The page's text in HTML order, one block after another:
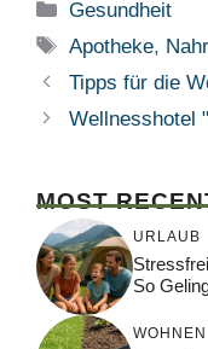
Kategorien
Gesundheit
Schlagwörter
Apotheke,
Tipps für die
Wellnesshotel
MOST
URLAUB
So
WOHNEN